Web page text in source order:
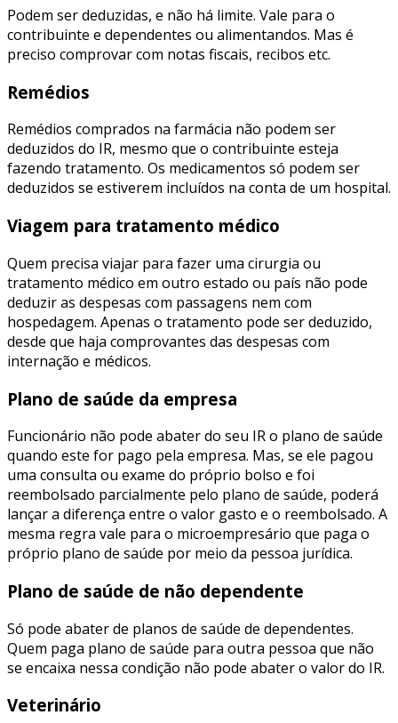
Podem ser deduzidas, e não há limite. Vale para o
contribuinte e dependentes ou alimentandos. Mas é
preciso comprovar com notas fiscais, recibos etc.
Remédios
Remédios comprados na farmácia não podem ser
deduzidos do IR, mesmo que o contribuinte esteja
fazendo tratamento. Os medicamentos só podem ser
deduzidos se estiverem incluídos na conta de um hospital.
Viagem para tratamento médico
Quem precisa viajar para fazer uma cirurgia ou
tratamento médico em outro estado ou país não pode
deduzir as despesas com passagens nem com
hospedagem. Apenas o tratamento pode ser deduzido,
desde que haja comprovantes das despesas com
internação e médicos.
Plano de saúde da empresa
Funcionário não pode abater do seu IR o plano de saúde
quando este for pago pela empresa. Mas, se ele pagou
uma consulta ou exame do próprio bolso e foi
reembolsado parcialmente pelo plano de saúde, poderá
lançar a diferença entre o valor gasto e o reembolsado. A
mesma regra vale para o microempresário que paga o
próprio plano de saúde por meio da pessoa jurídica.
Plano de saúde de não dependente
Só pode abater de planos de saúde de dependentes.
Quem paga plano de saúde para outra pessoa que não
se encaixa nessa condição não pode abater o valor do IR.
Veterinário